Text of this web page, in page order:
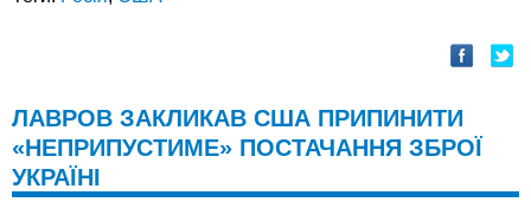
ЛАВРОВ ЗАКЛИКАВ США ПРИПИНИТИ
«НЕПРИПУСТИМЕ» ПОСТАЧАННЯ ЗБРОЇ
УКРАЇНІ